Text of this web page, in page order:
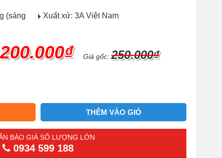
(sáng
Xuất xứ: 3A Việt Nam
200.000₫ Giá gốc: 250.000₫
THÊM VÀO GIỎ
BÁO GIÁ SỐ LƯỢNG LỚN
0934 599 188